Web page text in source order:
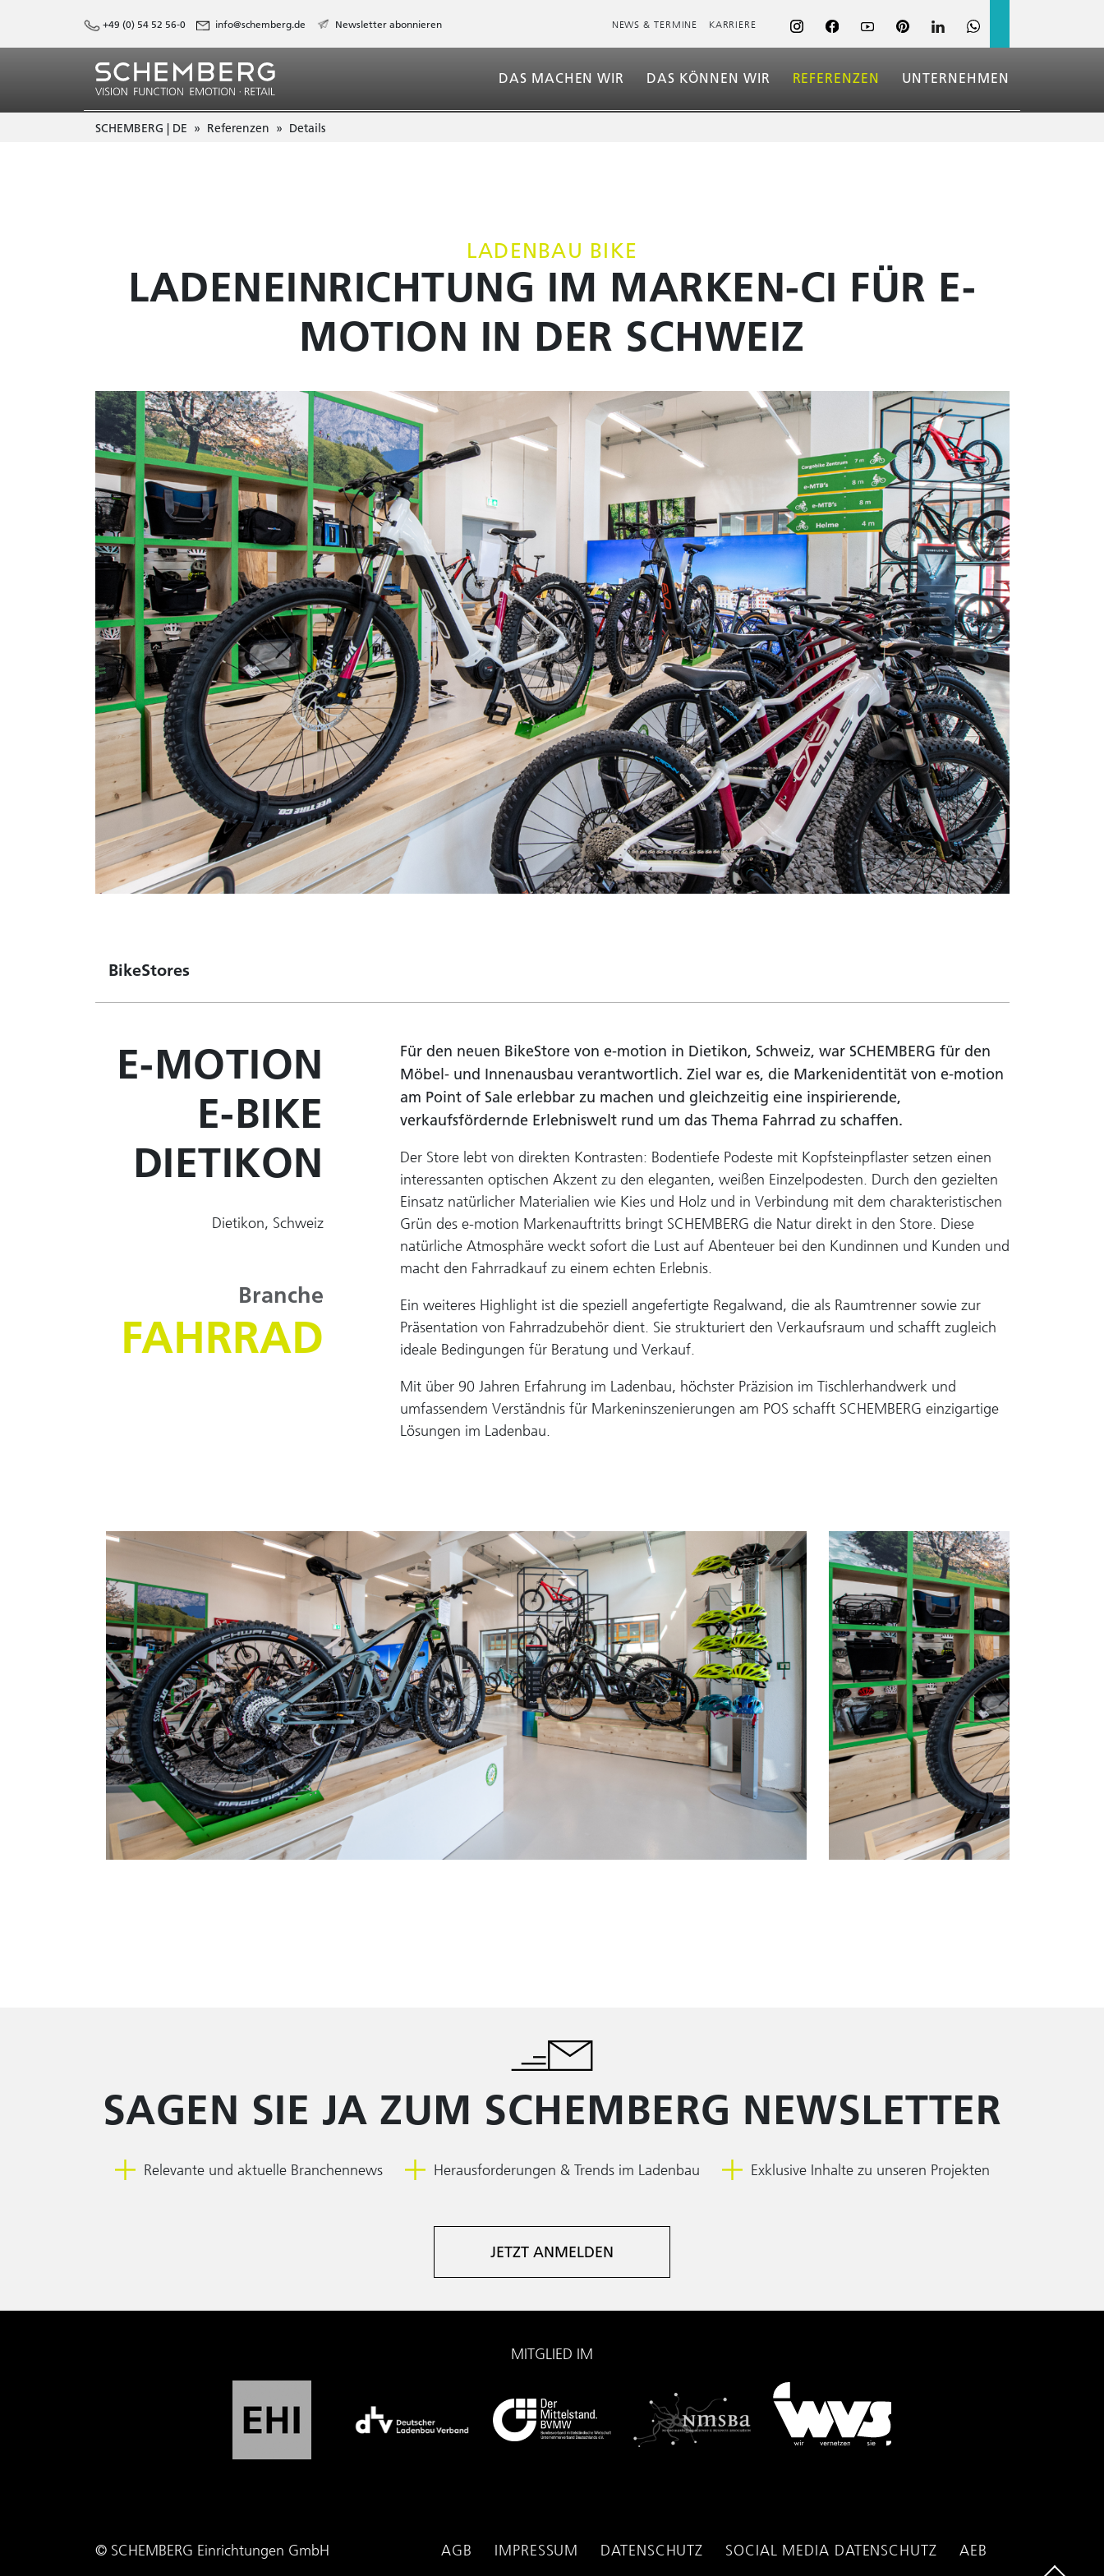
+49 (0) 54 52 56-0 info@schemberg.de Newsletter abonnieren NEWS & TERMINE KARRIERE
DAS MACHEN WIR
GASTRONOMIE
CHECKOUT
DAS KÖNNEN WIR REFERENZEN UNTERNEHMEN
SCHEMBERG | DE Referenzen Details
LADENBAU BIKE
LADENEINRICHTUNG IM MARKEN-CI FÜR E-
MOTION IN DER SCHWEIZ
BikeStores
E-MOTION
E-BIKE
DIETIKON
Dietikon, Schweiz
Branche
FAHRRAD
Für den neuen BikeStore von e-motion in Dietikon, Schweiz, war SCHEMBERG für den
Möbel- und Innenausbau verantwortlich. Ziel war es, die Markenidentität von e-motion
am Point of Sale erlebbar zu machen und gleichzeitig eine inspirierende,
verkaufsfördernde Erlebniswelt rund um das Thema Fahrrad zu schaffen.
Der Store lebt von direkten Kontrasten: Bodentiefe Podeste mit Kopfsteinpflaster setzen einen
interessanten optischen Akzent zu den eleganten, weißen Einzelpodesten. Durch den gezielten
Einsatz natürlicher Materialien wie Kies und Holz und in Verbindung mit dem charakteristischen
Grün des e-motion Markenauftritts bringt SCHEMBERG die Natur direkt in den Store. Diese
natürliche Atmosphäre weckt sofort die Lust auf Abenteuer bei den Kundinnen und Kunden und
macht den Fahrradkauf zu einem echten Erlebnis.
Ein weiteres Highlight ist die speziell angefertigte Regalwand, die als Raumtrenner sowie zur
Präsentation von Fahrradzubehör dient. Sie strukturiert den Verkaufsraum und schafft zugleich
ideale Bedingungen für Beratung und Verkauf.
Mit über 90 Jahren Erfahrung im Ladenbau, höchster Präzision im Tischlerhandwerk und
umfassendem Verständnis für Markeninszenierungen am POS schafft SCHEMBERG einzigartige
Lösungen im Ladenbau.
SAGEN SIE JA ZUM SCHEMBERG NEWSLETTER
Relevante und aktuelle Branchennews Herausforderungen & Trends im Ladenbau Exklusive Inhalte zu unseren Projekten
JETZT ANMELDEN
MITGLIED IM
© SCHEMBERG Einrichtungen GmbH AGB IMPRESSUM DATENSCHUTZ SOCIAL MEDIA DATENSCHUTZ AEB